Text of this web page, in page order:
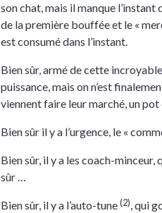
son chat, mais il manque
de la première bouffée et le «
est consumé dans l’instant.
Bien sûr, armé de cette
puissance, mais on n’est
viennent faire leur marché, un
Bien sûr il y a l’urgence, le «
Bien sûr, il y a les coach-
sûr …
Bien sûr, il y a l’auto-tune(2), qui